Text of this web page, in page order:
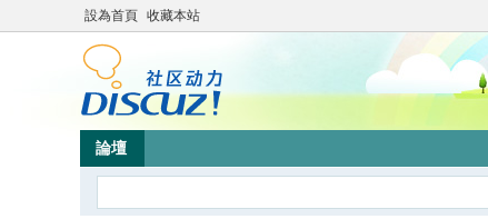
設為首頁 收藏本站
論壇